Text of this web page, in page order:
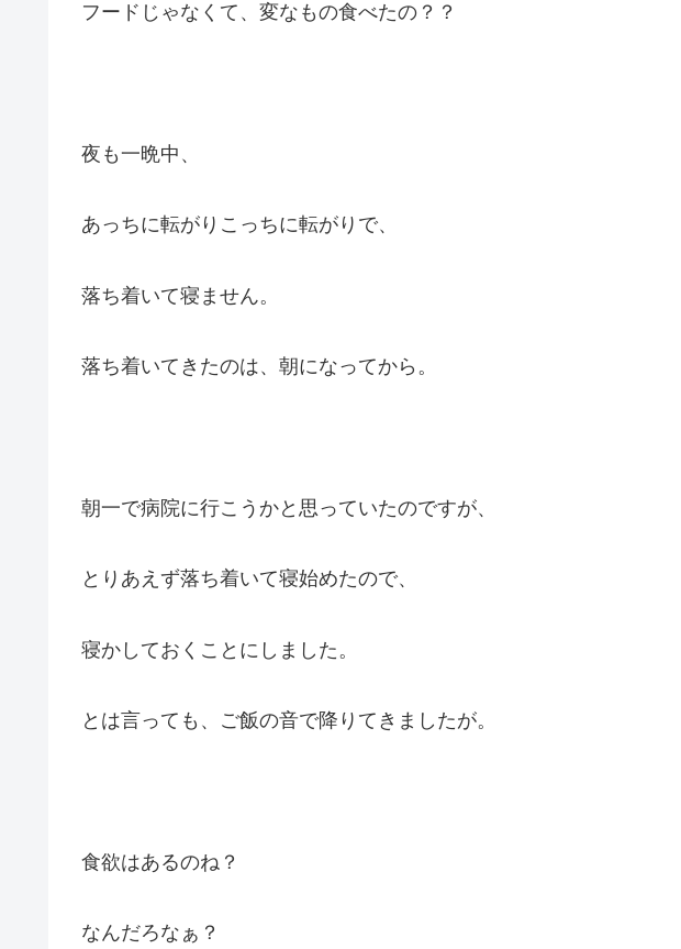
フードじゃなくて、変なもの食べたの？？
夜も一晩中、
あっちに転がりこっちに転がりで、
落ち着いて寝ません。
落ち着いてきたのは、朝になってから。
朝一で病院に行こうかと思っていたのですが、
とりあえず落ち着いて寝始めたので、
寝かしておくことにしました。
とは言っても、ご飯の音で降りてきましたが。
食欲はあるのね？
なんだろなぁ？